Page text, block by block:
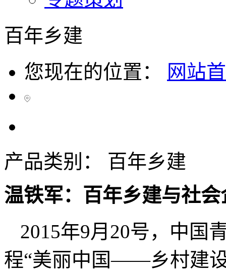
百年乡建
您现在的位置：
网站
产品类别：
百年乡建
温铁军：百年乡建与社会
2015年9月20号，中国
程“美丽中国——乡村建